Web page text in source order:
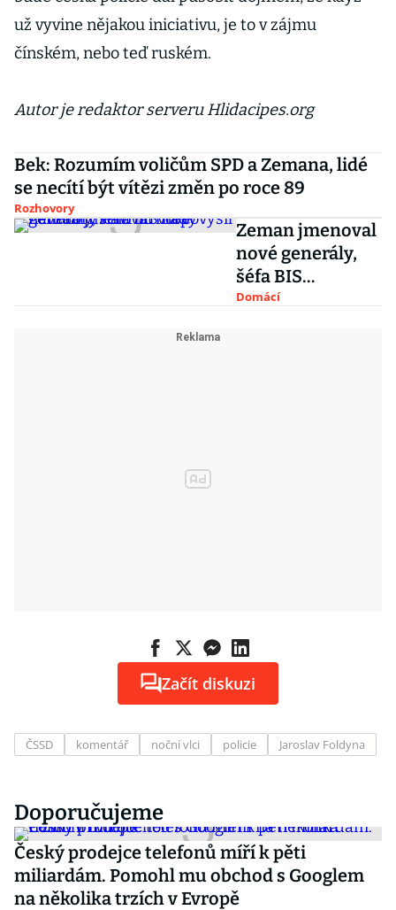
už vyvine nějakou iniciativu, je to v zájmu
čínském, nebo teď ruském.
Autor je redaktor serveru Hlidacipes.org
Bek: Rozumím voličům SPD a Zemana, lidé
se necítí být vítězi změn po roce 89
Rozhovory
Zeman jmenoval
nové generály,
šéfa BIS
nepovýšil
Domácí
Začít diskuzi
ČSSD komentář noční vlci policie Jaroslav Foldyna
Doporučujeme
Český prodejce telefonů míří k pěti
miliardám. Pomohl mu obchod s Googlem
na několika trzích v Evropě